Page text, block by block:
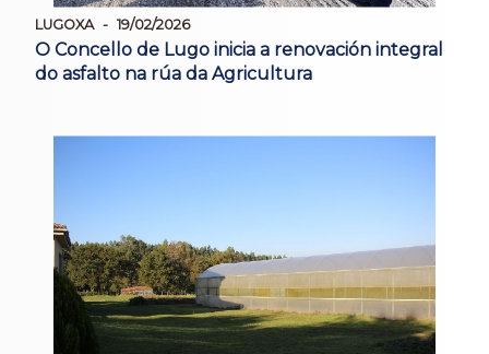
LUGOXA 19/02/2026
O Concello de Lugo inicia a renovación integral
do asfalto na rúa da Agricultura